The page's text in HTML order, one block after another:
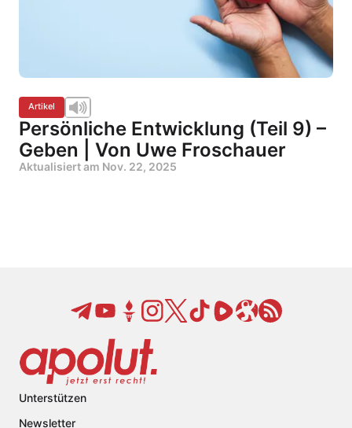
Artikel
Persönliche Entwicklung (Teil 9) –
Geben | Von Uwe Froschauer
Aktualisiert am Nov. 22, 2025
Unterstützen
Newsletter